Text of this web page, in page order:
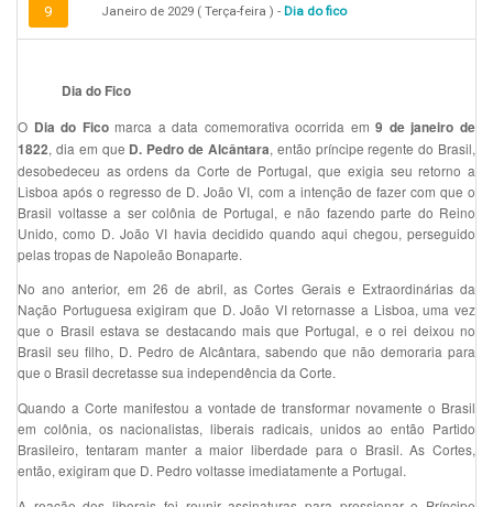
9 Janeiro de 2029 ( Terça-feira ) - Dia do fico
Dia do Fico
O Dia do Ficomarca a data comemorativa ocorrida em9 de janeiro de
1822, dia em que D. Pedro de Alcântara, então príncipe regente do Brasil,
desobedeceu as ordens da Corte de Portugal, que exigia seu retorno a
Lisboa após o regresso de D. João VI, com a intenção de fazer com que o
Brasil voltasse a ser colônia de Portugal, e não fazendo parte do Reino
Unido, como D. João VI havia decidido quando aqui chegou, perseguido
pelas tropas de Napoleão Bonaparte.
No ano anterior, em 26 de abril, as Cortes Gerais e Extraordinárias da
Nação Portuguesa exigiram que D. João VI retornasse a Lisboa, uma vez
que o Brasil estava se destacando mais que Portugal, e o rei deixou no
Brasil seu filho, D. Pedro de Alcântara, sabendo que não demoraria para
que o Brasil decretasse sua independência da Corte.
Quando a Corte manifestou a vontade de transformar novamente o Brasil
em colônia, os nacionalistas, liberais radicais, unidos ao então Partido
Brasileiro, tentaram manter a maior liberdade para o Brasil. As Cortes,
então, exigiram que D. Pedro voltasse imediatamente a Portugal.